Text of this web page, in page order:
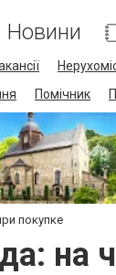
Новини
Помічник
покупке
на